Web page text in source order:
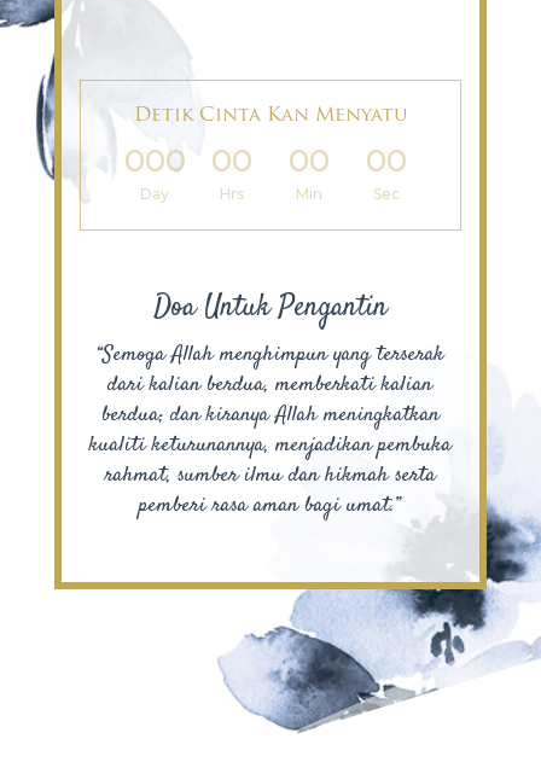
Detik Cinta Kan Menyatu
000
Day
00
Hrs
00
Min
00
Sec
Doa Untuk Pengantin
“Semoga Allah menghimpun yang terserak
dari kalian berdua, memberkati kalian
berdua; dan kiranya Allah meningkatkan
kualiti keturunannya, menjadikan pembuka
rahmat, sumber ilmu dan hikmah serta
pemberi rasa aman bagi umat.”